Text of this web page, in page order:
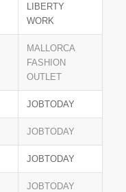
LIBERTY
WORK
MALLORCA
FASHION
OUTLET
JOBTODAY
JOBTODAY
JOBTODAY
JOBTODAY